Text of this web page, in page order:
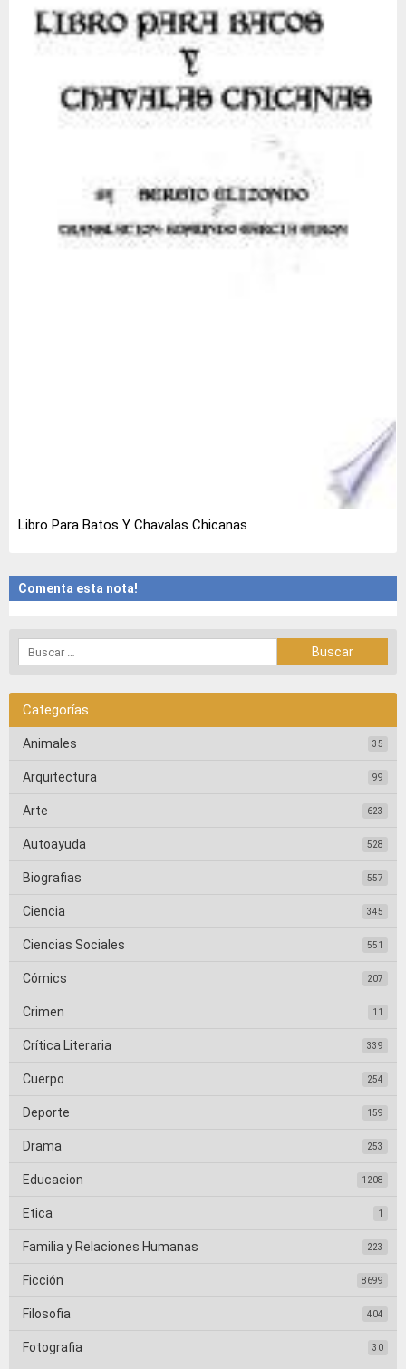
Libro Para Batos Y Chavalas Chicanas
Comenta esta nota!
Categorías
Animales 35
Arquitectura 99
Arte 623
Autoayuda 528
Biografias 557
Ciencia 345
Ciencias Sociales 551
Cómics 207
Crimen 11
Crítica Literaria 339
Cuerpo 254
Deporte 159
Drama 253
Educacion 1208
Etica 1
Familia y Relaciones Humanas 223
Ficción 8699
Filosofia 404
Fotografia 30